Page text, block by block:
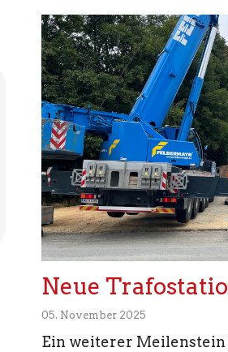
Neue
05. November 2025
Ein weiterer